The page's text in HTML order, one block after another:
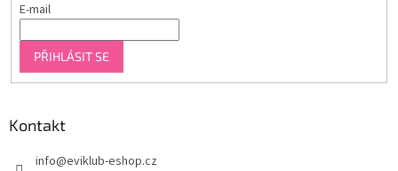
E-mail
PŘIHLÁSIT SE
Kontakt
info@eviklub-eshop.cz